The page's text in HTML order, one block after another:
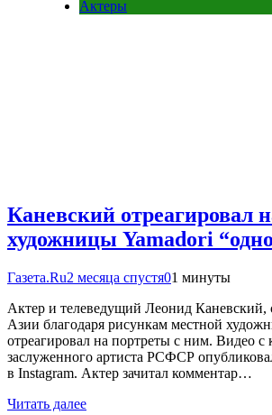
Актеры
Каневский отреагировал
художницы Yamadori
Газета.Ru2 месяца спустя01 минуты
Актер и телеведущий Леонид
Азии благодаря рисункам местной
отреагировал на портреты с ним. Видео с
заслуженного артиста РСФСР
в Instagram. Актер зачитал комментар…
Читать далее